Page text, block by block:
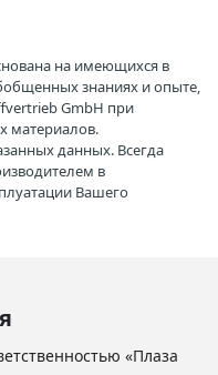
на имеющихся в
знаниях и опыте,
GmbH при
материалов.
данных. Всегда
в
Вашего
«Плаза